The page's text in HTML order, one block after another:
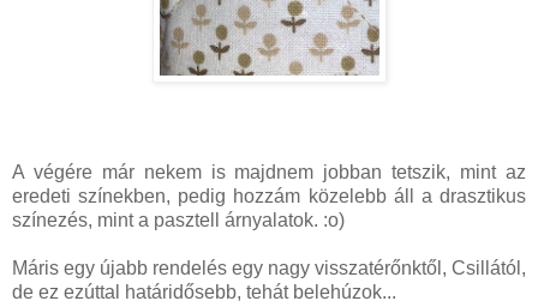
A végére már nekem is majdnem jobban tetszik, mint az
eredeti színekben, pedig hozzám közelebb áll a drasztikus
színezés, mint a pasztell árnyalatok. :o)
Máris egy újabb rendelés egy nagy visszatérőnktől, Csillától,
de ez ezúttal határidősebb, tehát belehúzok...